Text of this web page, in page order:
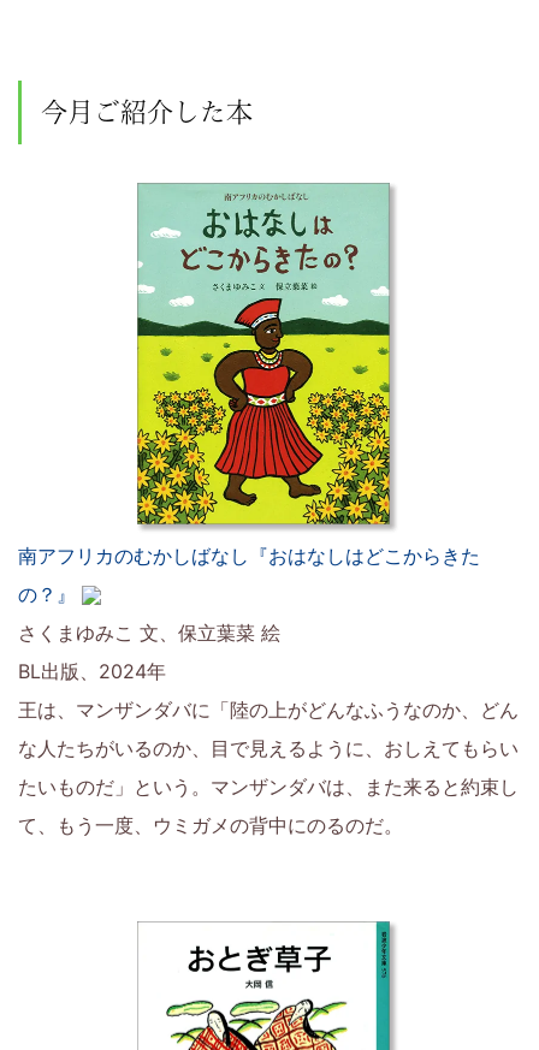
今月ご紹介した本
南アフリカのむかしばなし『おはなしはどこからきた
の？』
さくまゆみこ 文、保立葉菜 絵
BL出版、2024年
王は、マンザンダバに「陸の上がどんなふうなのか、どん
な人たちがいるのか、目で見えるように、おしえてもらい
たいものだ」という。マンザンダバは、また来ると約束し
て、もう一度、ウミガメの背中にのるのだ。